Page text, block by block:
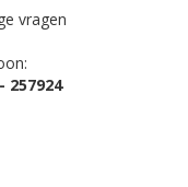
vragen
257924